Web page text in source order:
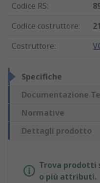
Codice RS:
Codice costruttore:
Costruttore:
Specifiche
Documentazione
Normative
Dettagli prodotto
Trova prodotti
o più attributi.